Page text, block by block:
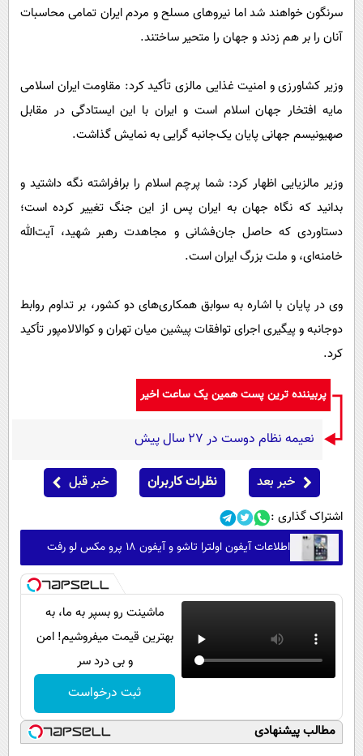
سرنگون خواهند شد اما نیروهای مسلح و مردم ایران تمامی محاسبات
آنان را بر هم زدند و جهان را متحیر ساختند.
وزیر کشاورزی و امنیت غذایی مالزی تأکید کرد: مقاومت ایران اسلامی
مایه افتخار جهان اسلام است و ایران با این ایستادگی در مقابل
صهیونیسم جهانی پایان یک‌جانبه گرایی به نمایش گذاشت.
وزیر مالزیایی اظهار کرد: شما پرچم اسلام را برافراشته نگه داشتید و
بدانید که نگاه جهان به ایران پس از این جنگ تغییر کرده است؛
دستاوردی که حاصل جان‌فشانی و مجاهدت رهبر شهید، آیت‌الله
خامنه‌ای، و ملت بزرگ ایران است.
وی در پایان با اشاره به سوابق همکاری‌های دو کشور، بر تداوم روابط
دوجانبه و پیگیری اجرای توافقات پیشین میان تهران و کوالالامپور تأکید
کرد.
پربیننده ترین پست همین یک ساعت اخیر
نعیمه نظام دوست در 27 سال پیش
خبر بعد نظرات کاربران خبر قبل
اشتراک گذاری :
اطلاعات آیفون اولترا تاشو و آیفون ۱۸ پرو مکس لو رفت
ماشینت رو بسپر به ما، به
بهترین قیمت میفروشیم! امن
و بی درد سر
ثبت درخواست
مطالب پیشنهادی